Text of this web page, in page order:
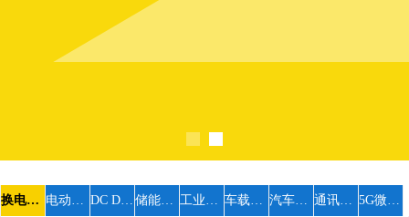
换电柜充电器 电动车随车配 DC DC隔离电源 储能逆变器 工业电源 车载转换器 汽车交流充电枪 通讯机站电源 5G微机站电源